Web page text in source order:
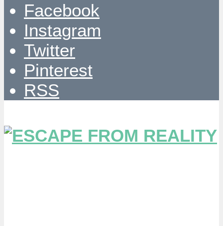
Facebook
Instagram
Twitter
Pinterest
RSS